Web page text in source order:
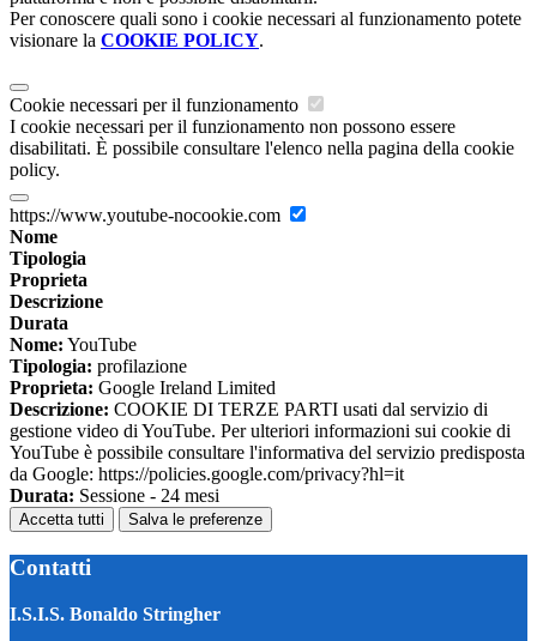
Per conoscere quali sono i cookie necessari al funzionamento potete
visionare la COOKIE POLICY.
Cookie necessari per il funzionamento
I cookie necessari per il funzionamento non possono essere
disabilitati. È possibile consultare l'elenco nella pagina della cookie
policy.
https://www.youtube-nocookie.com
Nome
Tipologia
Proprieta
Descrizione
Durata
Nome: YouTube
Tipologia: profilazione
Proprieta: Google Ireland Limited
Descrizione: COOKIE DI TERZE PARTI usati dal servizio di
gestione video di YouTube. Per ulteriori informazioni sui cookie di
YouTube è possibile consultare l'informativa del servizio predisposta
da Google: https://policies.google.com/privacy?hl=it
Durata: Sessione - 24 mesi
Accetta tutti Salva le preferenze
Contatti
I.S.I.S. Bonaldo Stringher